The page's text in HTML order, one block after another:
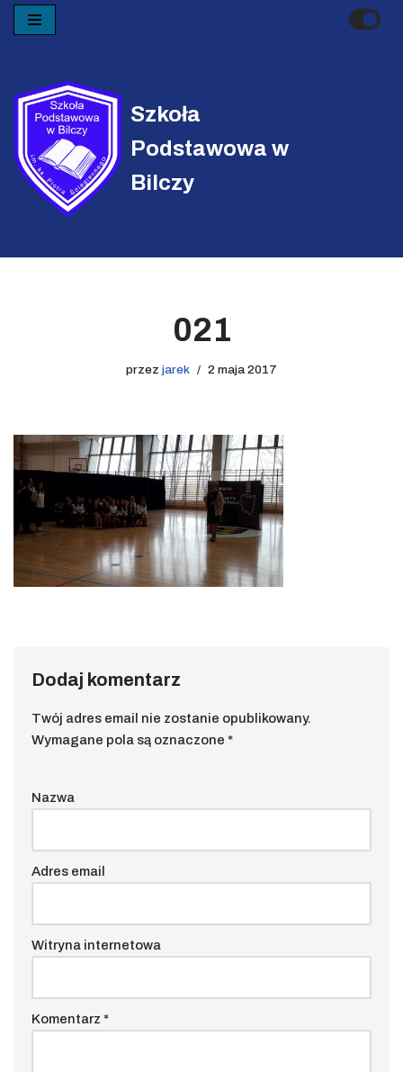
treści
Szkoła
Podstawowa w
Bilczy
021
przez jarek 2 maja 2017
Dodaj komentarz
Twój adres email nie zostanie opublikowany.
Wymagane pola są oznaczone *
Nazwa
Adres email
Witryna internetowa
Komentarz *